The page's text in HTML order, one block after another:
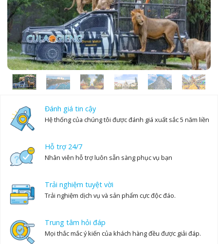
Đánh giá tin cậy
Hệ thống của chúng tôi được đánh giá xuất sắc 5 năm liền
Hỗ trợ 24/7
Nhân viên hỗ trợ luôn sẵn sàng phục vụ bạn
Trải nghiệm tuyệt vời
Trải nghiệm dịch vụ và sản phẩm cực độc đáo.
Trung tâm hỏi đáp
Mọi thắc mắc ý kiến của khách hàng đều được giải đáp.